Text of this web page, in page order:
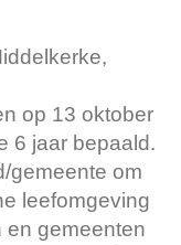
op 13 oktober
6 jaar bepaald.
gemeente om
leefomgeving
en gemeenten